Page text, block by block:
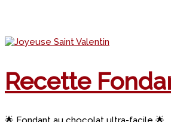
Recette